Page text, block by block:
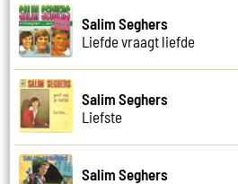
Salim Seghers
Liefde vraagt liefde
Salim Seghers
Liefste
Salim Seghers